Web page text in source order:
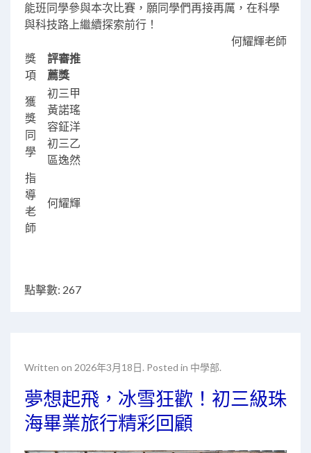
能班同學參與本次比賽，願同學們再接再厲，在科學
與科技路上繼續探索前行！
何耀輝老師
獎
項
評審推
薦獎
獲
獎
同
學
初三甲
黃諾瑤
容鉦洋
初三乙
區逸然
指
導
老
師
何耀輝
點擊數: 267
Written on 2026年3月18日. Posted in 中學部.
夢想起飛，冰雪狂歡！初三級珠
海畢業旅行精彩回顧